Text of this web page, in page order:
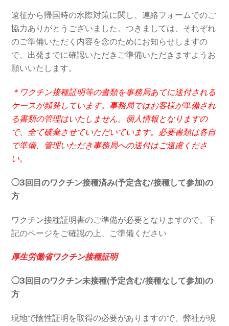
遠征から帰国時の水際対策に関し、連絡フォームでのご
協力ありがとうございました。つきましては、それぞれ
のご準備いただく内容を念のためにお知らせしますの
で、出発までに確認いただきご準備いただきますようお
願いいたします。
＊ワクチン接種証明等の書類を事務局あてに送付される
ケースが頻発しています。事務局ではお客様が準備され
る書類の管理はいたしません。個人情報となりますの
で、全て破棄させていただいています。必要書類は各自
で準備、管理いただき事務局への送付はご遠慮くださ
い。
◯3回目のワクチン接種済み(予定含む/接種して参加)の
方
ワクチン接種証明書のご準備が必要となりますので、下
記のページをご確認の上、ご準備ください
厚生労働省ワクチン接種証明
◯3回目のワクチン未接種(予定含む/接種なして参加)の
方
現地で陰性証明を取得の必要がありますので、弊社が現